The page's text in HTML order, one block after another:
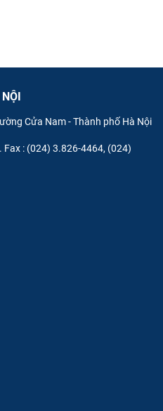
Cửa Nam - Thành phố Hà Nội
: (024) 3.826-4464, (024)